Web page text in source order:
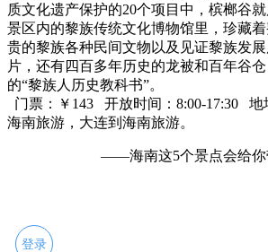
质文化遗产保护的20个项目中，槟榔谷就
景区内的黎族传统文化博物馆里，珍藏
贵的黎族各种民间文物以及见证黎族发
片，还有四百多年历史的龙被和百年谷
的“黎族人历史教科书”。
门票：￥143 开放时间：8:00-17:30 地
海南旅游，大连到海南旅游。
——海南这5个景点会给你
登录